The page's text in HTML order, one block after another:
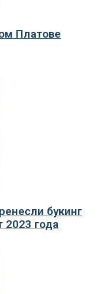
Платове
букинг
2023 года